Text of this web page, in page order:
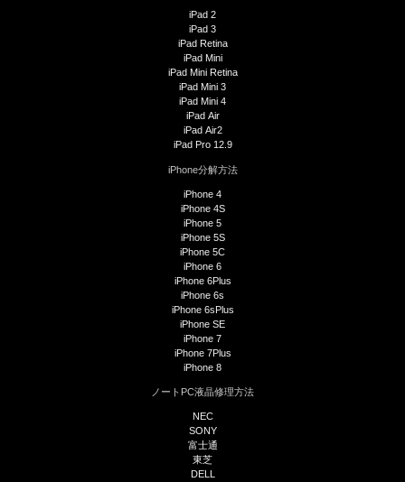
iPad 2
iPad 3
iPad Retina
iPad Mini
iPad Mini Retina
iPad Mini 3
iPad Mini 4
iPad Air
iPad Air2
iPad Pro 12.9
iPhone分解方法
iPhone 4
iPhone 4S
iPhone 5
iPhone 5S
iPhone 5C
iPhone 6
iPhone 6Plus
iPhone 6s
iPhone 6sPlus
iPhone SE
iPhone 7
iPhone 7Plus
iPhone 8
ノートPC液晶修理方法
NEC
SONY
富士通
東芝
DELL